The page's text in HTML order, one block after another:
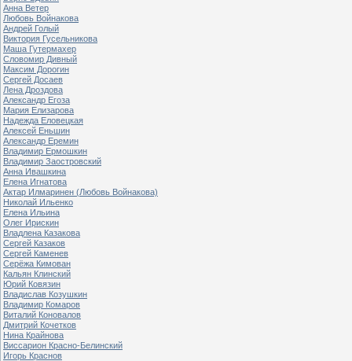
Анна Ветер
Любовь Войнакова
Андрей Голый
Виктория Гусельникова
Маша Гутермахер
Словомир Дивный
Максим Дорогин
Сергей Досаев
Лена Дроздова
Александр Егоза
Мария Елизарова
Надежда Еловецкая
Алексей Еньшин
Александр Еремин
Владимир Ермошкин
Владимир Заостровский
Анна Ивашкина
Елена Игнатова
Актар Илмаринен (Любовь Войнакова)
Николай Ильенко
Елена Ильина
Олег Ирискин
Владлена Казакова
Сергей Казаков
Сергей Каменев
Серёжа Кимован
Кальян Клинский
Юрий Ковязин
Владислав Козушкин
Владимир Комаров
Виталий Коновалов
Дмитрий Кочетков
Нина Крайнова
Виссарион Красно-Белинский
Игорь Краснов